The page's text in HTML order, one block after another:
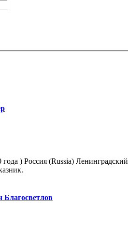
) Россия (Russia) Ленинградский
Благосветлов